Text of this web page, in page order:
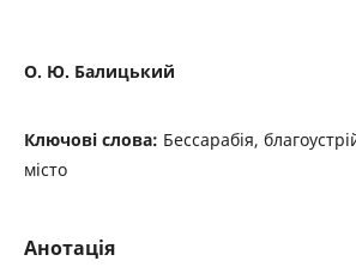
О. Ю. Балицький
Ключові слова: Бессарабія,
місто
Анотація